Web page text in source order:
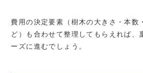
費用の決定要素（樹木の大きさ・本数
ど）も合わせて整理してもらえれば、
ーズに進むでしょう。